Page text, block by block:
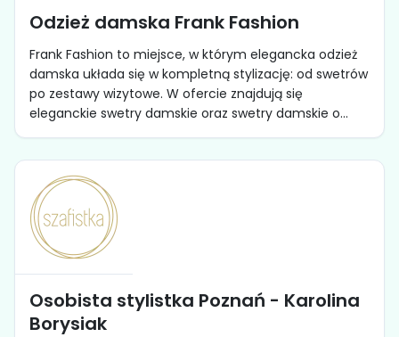
Odzież damska Frank Fashion
Frank Fashion to miejsce, w którym elegancka odzież
damska układa się w kompletną stylizację: od swetrów
po zestawy wizytowe. W ofercie znajdują się
eleganckie swetry damskie oraz swetry damskie o...
Osobista stylistka Poznań - Karolina
Borysiak